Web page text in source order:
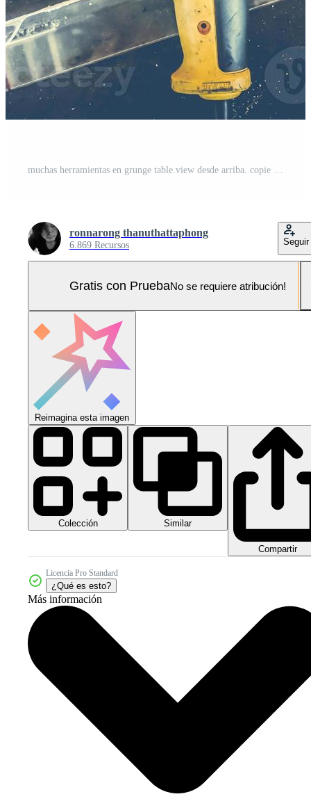
muchas herramientas en grunge table.view desde arriba. copie el espacio Foto Pro
ronnarong thanuthattaphong
6.869 Recursos Seguir
Gratis con PruebaNo se requiere atribución!
Reimagina esta imagen
Colección Similar
Compartir
Licencia Pro Standard
¿Qué es esto?
Más información